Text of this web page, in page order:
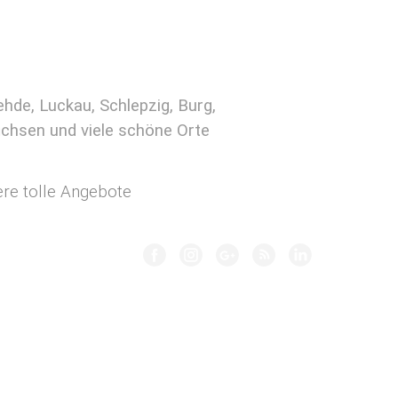
Luckau, Schlepzig, Burg,
und viele schöne Orte
tolle Angebote